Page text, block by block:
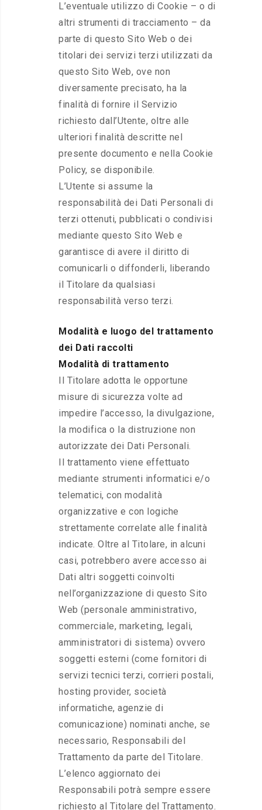
L’eventuale utilizzo di Cookie – o di
altri strumenti di tracciamento – da
parte di questo Sito Web o dei
titolari dei servizi terzi utilizzati da
questo Sito Web, ove non
diversamente precisato, ha la
finalità di fornire il Servizio
richiesto dall’Utente, oltre alle
ulteriori finalità descritte nel
presente documento e nella Cookie
Policy, se disponibile.
L’Utente si assume la
responsabilità dei Dati Personali di
terzi ottenuti, pubblicati o condivisi
mediante questo Sito Web e
garantisce di avere il diritto di
comunicarli o diffonderli, liberando
il Titolare da qualsiasi
responsabilità verso terzi.
Modalità e luogo del trattamento
dei Dati raccolti
Modalità di trattamento
Il Titolare adotta le opportune
misure di sicurezza volte ad
impedire l’accesso, la divulgazione,
la modifica o la distruzione non
autorizzate dei Dati Personali.
Il trattamento viene effettuato
mediante strumenti informatici e/o
telematici, con modalità
organizzative e con logiche
strettamente correlate alle finalità
indicate. Oltre al Titolare, in alcuni
casi, potrebbero avere accesso ai
Dati altri soggetti coinvolti
nell’organizzazione di questo Sito
Web (personale amministrativo,
commerciale, marketing, legali,
amministratori di sistema) ovvero
soggetti esterni (come fornitori di
servizi tecnici terzi, corrieri postali,
hosting provider, società
informatiche, agenzie di
comunicazione) nominati anche, se
necessario, Responsabili del
Trattamento da parte del Titolare.
L’elenco aggiornato dei
Responsabili potrà sempre essere
richiesto al Titolare del Trattamento.